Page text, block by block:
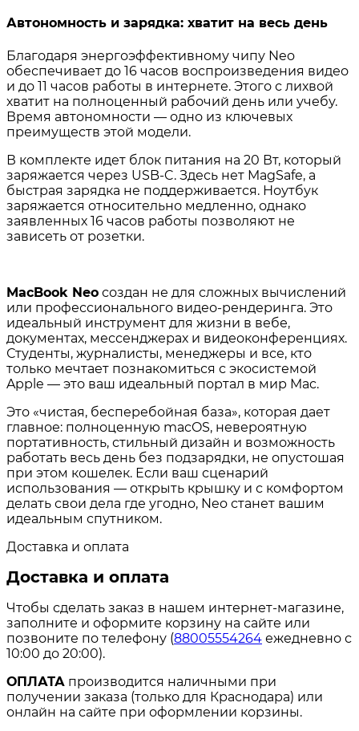
Автономность и зарядка: хватит на весь день
Благодаря энергоэффективному чипу Neo
обеспечивает до 16 часов воспроизведения видео
и до 11 часов работы в интернете. Этого с лихвой
хватит на полноценный рабочий день или учебу.
Время автономности — одно из ключевых
преимуществ этой модели.
В комплекте идет блок питания на 20 Вт, который
заряжается через USB-C. Здесь нет MagSafe, а
быстрая зарядка не поддерживается. Ноутбук
заряжается относительно медленно, однако
заявленных 16 часов работы позволяют не
зависеть от розетки.
MacBook Neo создан не для сложных вычислений
или профессионального видео-рендеринга. Это
идеальный инструмент для жизни в вебе,
документах, мессенджерах и видеоконференциях.
Студенты, журналисты, менеджеры и все, кто
только мечтает познакомиться с экосистемой
Apple — это ваш идеальный портал в мир Mac.
Это «чистая, бесперебойная база», которая дает
главное: полноценную macOS, невероятную
портативность, стильный дизайн и возможность
работать весь день без подзарядки, не опустошая
при этом кошелек. Если ваш сценарий
использования — открыть крышку и с комфортом
делать свои дела где угодно, Neo станет вашим
идеальным спутником.
Доставка и оплата
Доставка и оплата
Чтобы сделать заказ в нашем интернет-магазине,
заполните и оформите корзину на сайте или
позвоните по телефону (88005554264 ежедневно с
10:00 до 20:00).
ОПЛАТА производится наличными при
получении заказа (только для Краснодара) или
онлайн на сайте при оформлении корзины.